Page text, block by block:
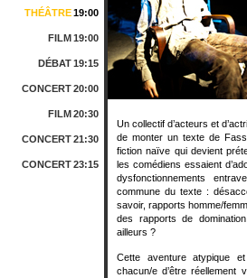
THÉÂTRE19:00
FILM19:00
DÉBAT19:15
CONCERT20:00
FILM20:30
CONCERT21:30
CONCERT23:15
Un collectif d’acteurs et
de monter un texte de
fiction naïve qui devient
les comédiens essaient
dysfonctionnements
commune du texte :
savoir, rapports homme/
des rapports de
ailleurs ?
Cette aventure atypique
chacun/e d’être réellement